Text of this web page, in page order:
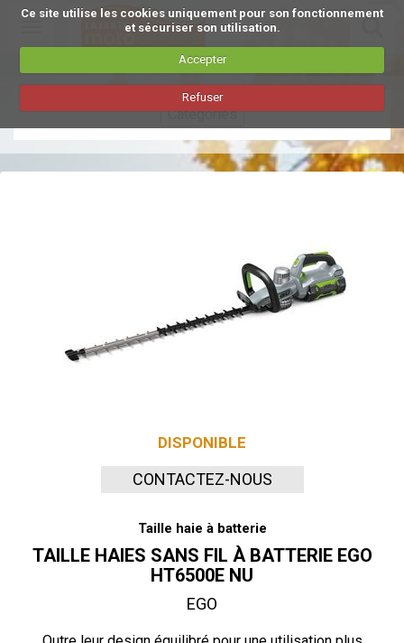
Ce site utilise les cookies uniquement pour son fonctionnement
et sécuriser son utilisation.
Accepter
Refuser
Aller
navigation
Catégories
DISPONIBLE
CONTACTEZ-NOUS
Taille haie à batterie
TAILLE HAIES SANS FIL À BATTERIE EGO
HT6500E NU
EGO